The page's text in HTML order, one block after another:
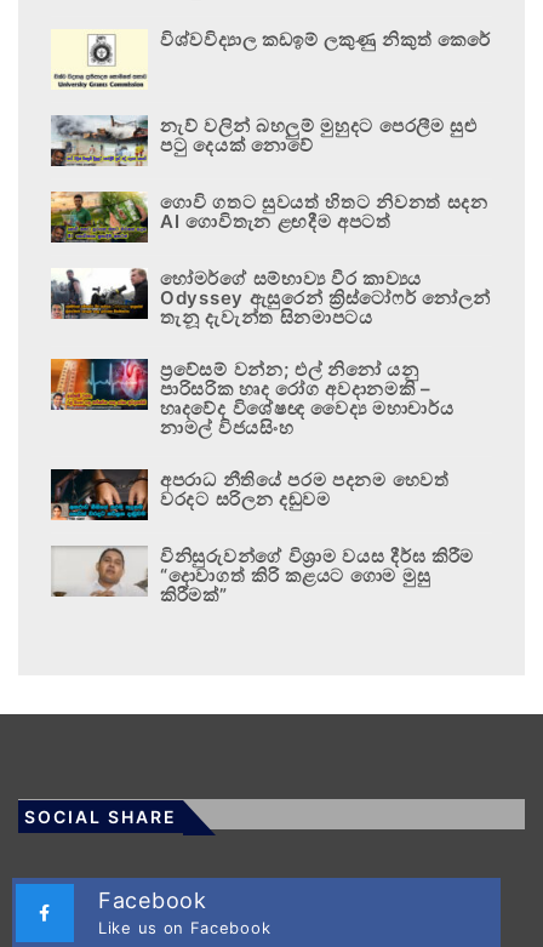
විශ්වවිද්‍යාල කඩඉම් ලකුණු නිකුත් කෙරේ
නැව් වලින් බහලුම් මුහුදට පෙරලීම සුළු
පටු දෙයක් නොවේ
ගොවි ගතට සුවයත් හිතට නිවනත් සදන
AI ගොවිතැන ළඟදීම අපටත්
හෝමර්ගේ සම්භාව්‍ය වීර කාව්‍යය
Odyssey ඇසුරෙන් ක්‍රිස්ටෝෆර් නෝලන්
තැනූ දැවැන්ත සිනමාපටය
ප්‍රවේසම් වන්න; එල් නිනෝ යනු
පාරිසරික හෘද රෝග අවදානමකි –
හෘදවේද විශේෂඥ වෛද්‍ය මහාචාර්ය
නාමල් විජයසිංහ
අපරාධ නීතියේ පරම පදනම හෙවත්
වරදට සරිලන දඬුවම
විනිසුරුවන්ගේ විශ්‍රාම වයස දීර්ඝ කිරීම
“දොවාගත් කිරි කළයට ගොම මුසු
කිරීමක්”
SOCIAL SHARE
Facebook
Like us on Facebook